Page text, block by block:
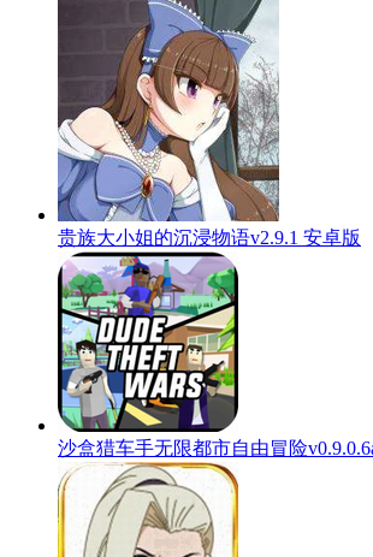
贵族大小姐的沉浸物语v2.9.1 安卓版
沙盒猎车手无限都市自由冒险